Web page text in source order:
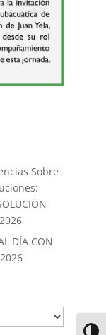
Sobre
DÍA CON